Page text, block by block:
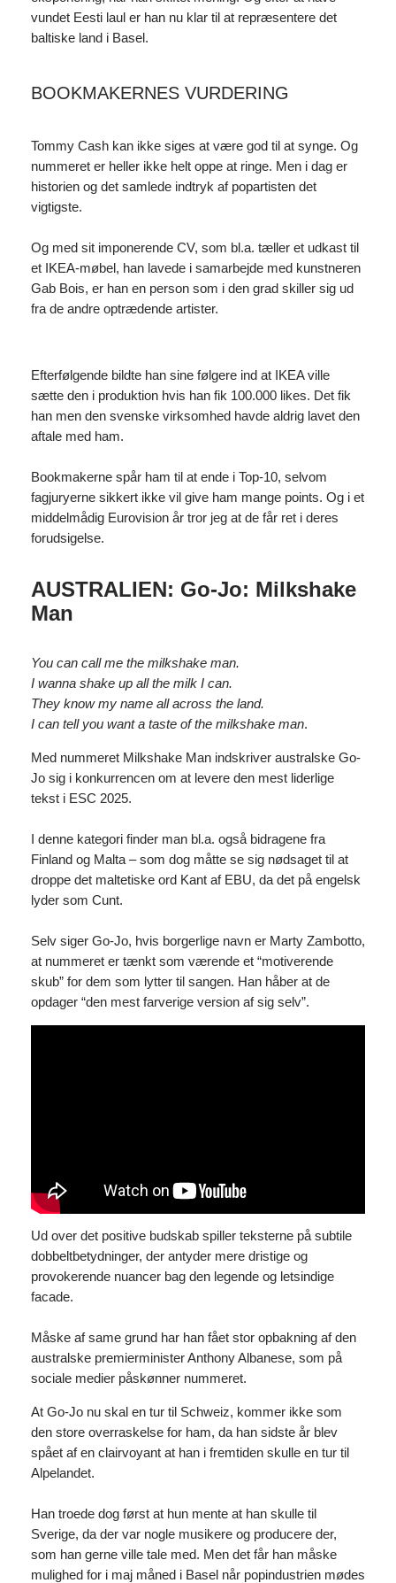
vundet Eesti laul er han nu klar til at repræsentere det
baltiske land i Basel.
BOOKMAKERNES VURDERING
Tommy Cash kan ikke siges at være god til at synge. Og
nummeret er heller ikke helt oppe at ringe. Men i dag er
historien og det samlede indtryk af popartisten det
vigtigste.
Og med sit imponerende CV, som bl.a. tæller et udkast til
et IKEA-møbel, han lavede i samarbejde med kunstneren
Gab Bois, er han en person som i den grad skiller sig ud
fra de andre optrædende artister.
Efterfølgende bildte han sine følgere ind at IKEA ville
sætte den i produktion hvis han fik 100.000 likes. Det fik
han men den svenske virksomhed havde aldrig lavet den
aftale med ham.
Bookmakerne spår ham til at ende i Top-10, selvom
fagjuryerne sikkert ikke vil give ham mange points. Og i et
middelmådig Eurovision år tror jeg at de får ret i deres
forudsigelse.
AUSTRALIEN: Go-Jo: Milkshake
Man
You can call me the milkshake man.
I wanna shake up all the milk I can.
They know my name all across the land.
I can tell you want a taste of the milkshake man.
Med nummeret Milkshake Man indskriver australske Go-
Jo sig i konkurrencen om at levere den mest liderlige
tekst i ESC 2025.
I denne kategori finder man bl.a. også bidragene fra
Finland og Malta – som dog måtte se sig nødsaget til at
droppe det maltetiske ord Kant af EBU, da det på engelsk
lyder som Cunt.
Selv siger Go-Jo, hvis borgerlige navn er Marty Zambotto,
at nummeret er tænkt som værende et “motiverende
skub” for dem som lytter til sangen. Han håber at de
opdager “den mest farverige version af sig selv”.
Ud over det positive budskab spiller teksterne på subtile
dobbeltbetydninger, der antyder mere dristige og
provokerende nuancer bag den legende og letsindige
facade.
Måske af same grund har han fået stor opbakning af den
australske premierminister Anthony Albanese, som på
sociale medier påskønner nummeret.
At Go-Jo nu skal en tur til Schweiz, kommer ikke som
den store overraskelse for ham, da han sidste år blev
spået af en clairvoyant at han i fremtiden skulle en tur til
Alpelandet.
Han troede dog først at hun mente at han skulle til
Sverige, da der var nogle musikere og producere der,
som han gerne ville tale med. Men det får han måske
mulighed for i maj måned i Basel når popindustrien mødes